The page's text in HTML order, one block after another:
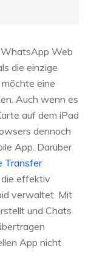
WhatsApp Web
die einzige
eine
Auch wenn es
auf dem iPad
dennoch
App. Darüber
Transfer
effektiv
verwaltet. Mit
und Chats
App nicht